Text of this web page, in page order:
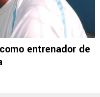
entrenador de